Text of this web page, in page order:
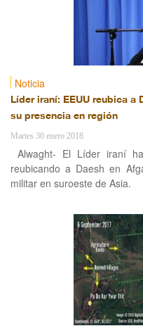
Noticia
Líder iraní: EEUU reubica
su presencia en región
Martes 30 enero 2018
Alwaght- El Líder iraní
reubicando a Daesh en
militar en suroeste de Asia.